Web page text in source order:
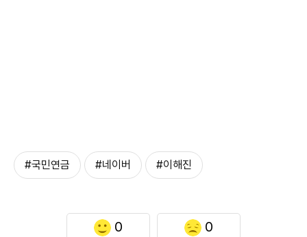
#국민연금 #네이버 #이해진
0 0